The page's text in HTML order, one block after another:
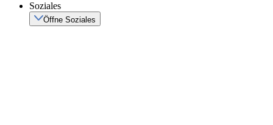
Soziales
Öffne Soziales